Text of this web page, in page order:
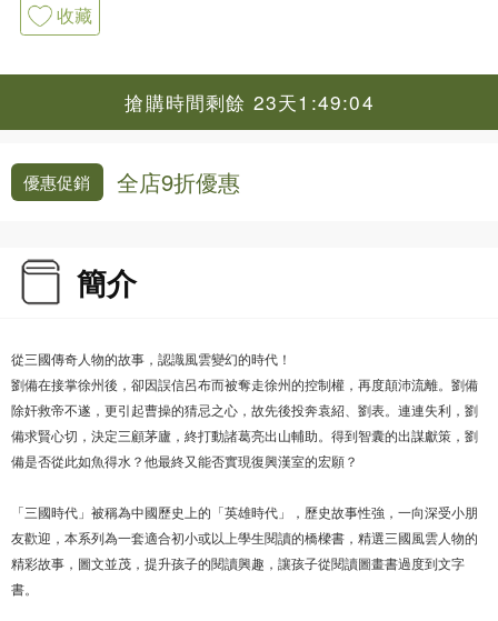
收藏
搶購時間剩餘 23天1:49:03
優惠促銷 全店9折優惠
簡介
從三國傳奇人物的故事，認識風雲變幻的時代！
劉備在接掌徐州後，卻因誤信呂布而被奪走徐州的控制權，再度顛沛流離。劉備
除奸救帝不遂，更引起曹操的猜忌之心，故先後投奔袁紹、劉表。連連失利，劉
備求賢心切，決定三顧茅廬，終打動諸葛亮出山輔助。得到智囊的出謀獻策，劉
備是否從此如魚得水？他最終又能否實現復興漢室的宏願？
「三國時代」被稱為中國歷史上的「英雄時代」，歷史故事性強，一向深受小朋
友歡迎，本系列為一套適合初小或以上學生閱讀的橋樑書，精選三國風雲人物的
精彩故事，圖文並茂，提升孩子的閱讀興趣，讓孩子從閱讀圖畫書過度到文字
書。